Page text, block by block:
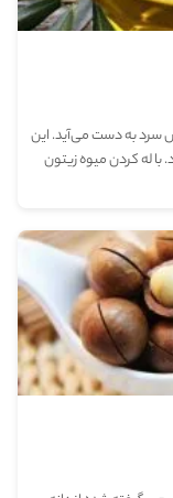
سرد به دست می‌آید. این
با له کردن میوه زیتون